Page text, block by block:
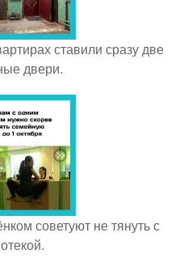
ставили сразу две
двери.
советуют не тянуть с